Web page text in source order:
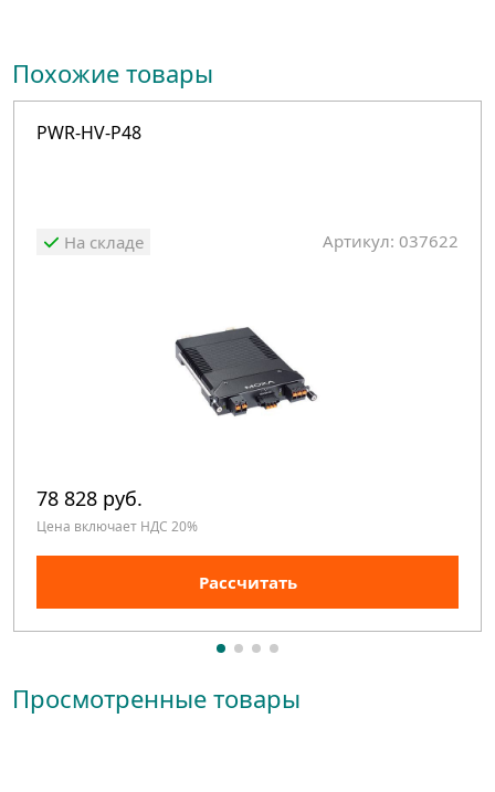
Похожие товары
PWR-HV-P48
На складе Артикул: 037622
78 828 руб.
Цена включает НДС 20%
Рассчитать
Просмотренные товары